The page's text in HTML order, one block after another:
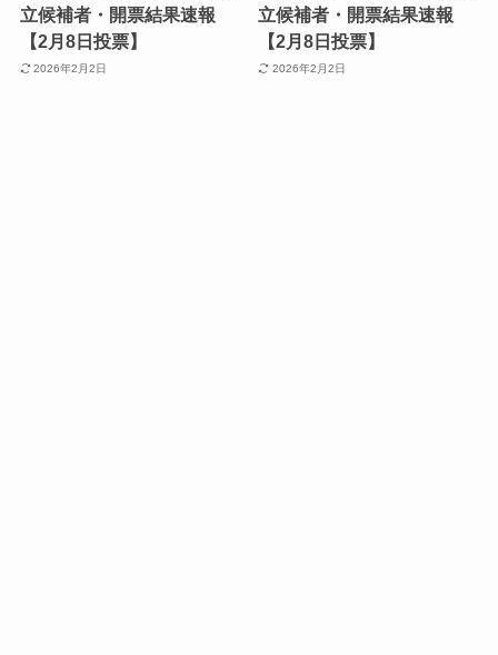
立候補者・開票結果速報
【2月8日投票】
2026年2月2日
立候補者・開票結果速報
【2月8日投票】
2026年2月2日